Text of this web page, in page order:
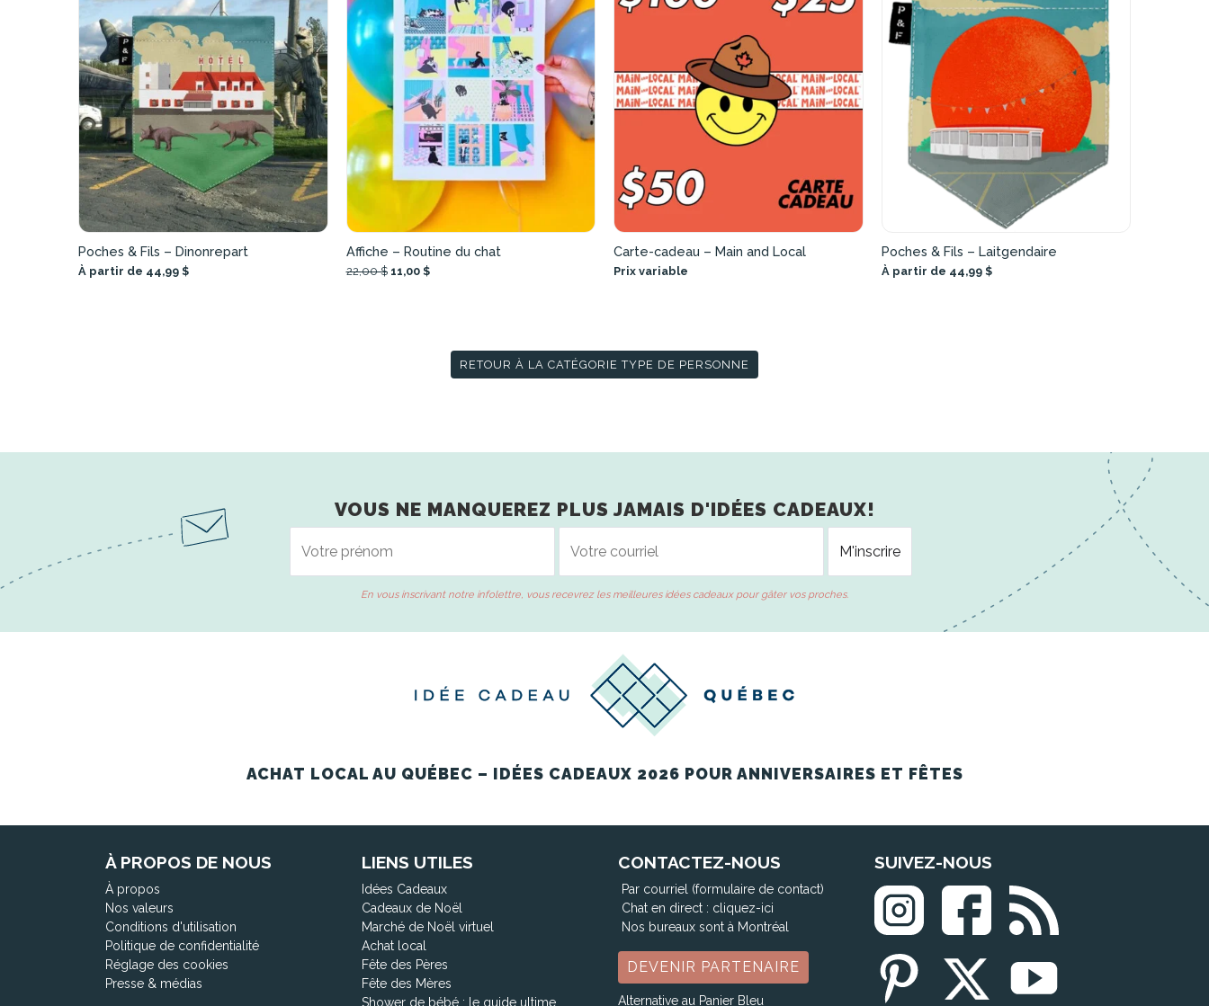
Poches & Fils – Dinonrepart
À partir de 44,99 $
Affiche – Routine du chat
22,00 $ 11,00 $
Carte-cadeau – Main and Local
Prix variable
Poches & Fils – Laitgendaire
À partir de 44,99 $
RETOUR À LA CATÉGORIE TYPE DE PERSONNE
VOUS NE MANQUEREZ PLUS JAMAIS D'IDÉES CADEAUX!
En vous inscrivant notre infolettre, vous recevrez les meilleures idées cadeaux pour gâter vos proches.
ACHAT LOCAL AU QUÉBEC – IDÉES CADEAUX 2026 POUR ANNIVERSAIRES ET FÊTES
À PROPOS DE NOUS
À propos
Nos valeurs
Conditions d'utilisation
Politique de confidentialité
Réglage des cookies
Presse & médias
LIENS UTILES
Idées Cadeaux
Cadeaux de Noël
Marché de Noël virtuel
Achat local
Fête des Pères
Fête des Mères
Shower de bébé : le guide ultime
CONTACTEZ-NOUS
Par courriel (formulaire de contact)
Chat en direct : cliquez-ici
Nos bureaux sont à Montréal
DEVENIR PARTENAIRE
Alternative au Panier Bleu
SUIVEZ-NOUS